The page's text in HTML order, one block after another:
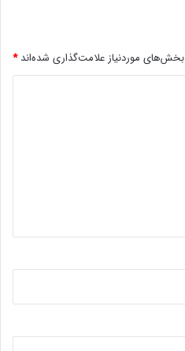
بخش‌های موردنیاز علامت‌گذاری شده‌اند*